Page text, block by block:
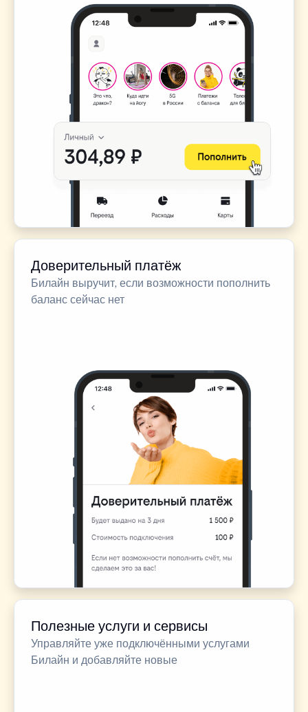
Доверительный платёж
Билайн выручит, если возможности пополнить
баланс сейчас нет
Полезные услуги и сервисы
Управляйте уже подключёнными услугами
Билайн и добавляйте новые